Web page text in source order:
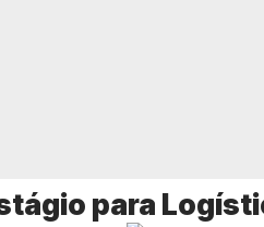
para